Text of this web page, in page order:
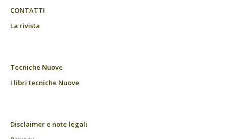
CONTATTI
La rivista
Tecniche Nuove
I libri tecniche Nuove
Disclaimer e note legali